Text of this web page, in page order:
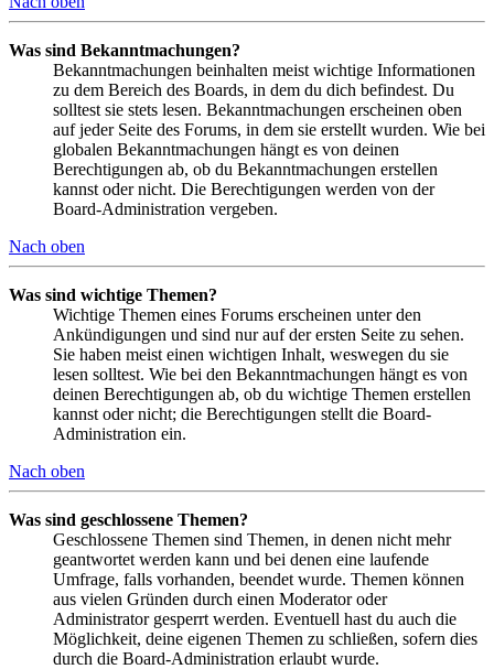
Was sind Bekanntmachungen?
Bekanntmachungen beinhalten meist wichtige Informationen
zu dem Bereich des Boards, in dem du dich befindest. Du
solltest sie stets lesen. Bekanntmachungen erscheinen oben
auf jeder Seite des Forums, in dem sie erstellt wurden. Wie bei
globalen Bekanntmachungen hängt es von deinen
Berechtigungen ab, ob du Bekanntmachungen erstellen
kannst oder nicht. Die Berechtigungen werden von der
Board-Administration vergeben.
Nach oben
Was sind wichtige Themen?
Wichtige Themen eines Forums erscheinen unter den
Ankündigungen und sind nur auf der ersten Seite zu sehen.
Sie haben meist einen wichtigen Inhalt, weswegen du sie
lesen solltest. Wie bei den Bekanntmachungen hängt es von
deinen Berechtigungen ab, ob du wichtige Themen erstellen
kannst oder nicht; die Berechtigungen stellt die Board-
Administration ein.
Nach oben
Was sind geschlossene Themen?
Geschlossene Themen sind Themen, in denen nicht mehr
geantwortet werden kann und bei denen eine laufende
Umfrage, falls vorhanden, beendet wurde. Themen können
aus vielen Gründen durch einen Moderator oder
Administrator gesperrt werden. Eventuell hast du auch die
Möglichkeit, deine eigenen Themen zu schließen, sofern dies
durch die Board-Administration erlaubt wurde.